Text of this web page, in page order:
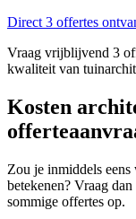
Direct 3 offertes
Vraag vrijblijvend 3
kwaliteit van
Kosten
Zou je inmiddels
betekenen? Vraag
sommige offertes op.